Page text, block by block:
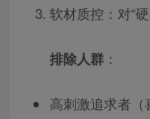
软材质控：对“硬
排除人群 ：
高刺激追求者